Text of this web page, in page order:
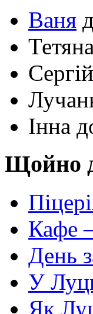
Ваня
Інна
Щойно
Кафе
День
У
Як